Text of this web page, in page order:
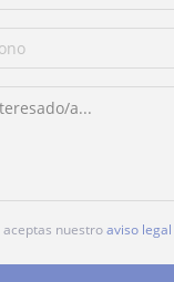
aceptas nuestroaviso legal